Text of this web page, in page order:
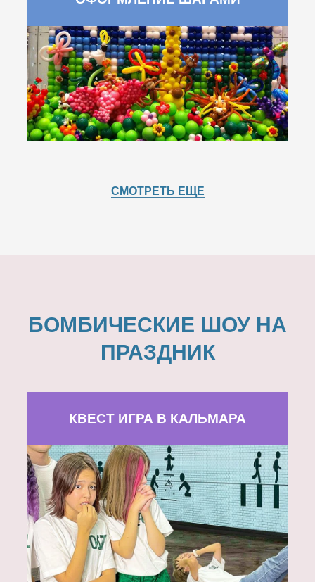
СМОТРЕТЬ ЕЩЕ
БОМБИЧЕСКИЕ ШОУ НА
ПРАЗДНИК
КВЕСТ ИГРА В КАЛЬМАРА